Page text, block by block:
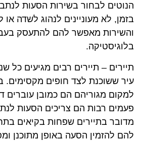
הנוטים לבחור בשירות הסעות
בזמן, לא מעוניינים לנהוג לשדה או
והשירות מאפשר להם להתעסק
בלוגיסטיקה.
תיירים – תיירים רבים מגיעים כל
עיר ששוכנת לצד חופים מקסימים.
למקום מגוריהם הם כמובן עוברים
פעמים רבות הם צריכים הסעות
מדובר בתיירים שפחות בקיאים
להם להזמין הסעה באופן מתוכנן